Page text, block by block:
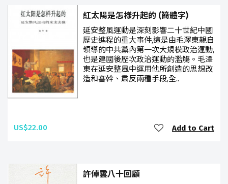
紅太陽是怎樣升起的 (簡體字)
延安整風運動是深刻影響二十世紀中國
歷史進程的重大事件,這是由毛澤東親自
領導的中共黨內第一次大規模政治運動,
也是建國後歷次政治運動的濫觴。毛澤
東在延安整風中運用他所創造的思想改
造和審幹、肅反兩種手段,全..
US$22.00 Add to Cart
許倬雲八十回顧